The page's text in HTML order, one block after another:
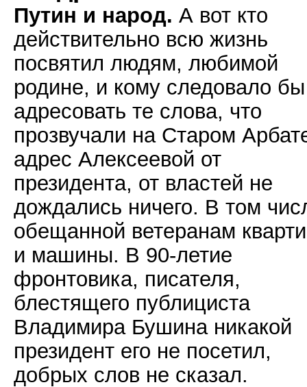
Путин и народ. А вот кто
действительно всю жизнь
посвятил людям, любимой
родине, и кому следовало бы
адресовать те слова, что
прозвучали на Старом
адрес Алексеевой от
президента, от властей не
дождались ничего. В том
обещанной ветеранам
и машины. В 90-летие
фронтовика, писателя,
блестящего публициста
Владимира Бушина никакой
президент его не посетил,
добрых слов не сказал.